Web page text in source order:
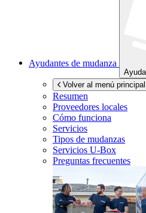
Ayudantes de mudanza
Volver al menú principal
Resumen
Proveedores locales
Cómo funciona
Servicios
Tipos de mudanzas
Servicios U-Box
Preguntas frecuentes